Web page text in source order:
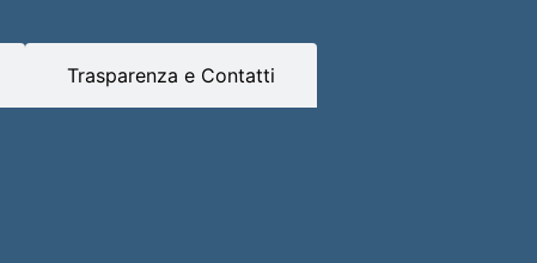
Trasparenza e Contatti